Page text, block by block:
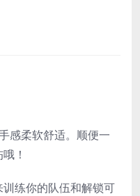
感柔软舒适。顺便一
！
练你的队伍和解锁可